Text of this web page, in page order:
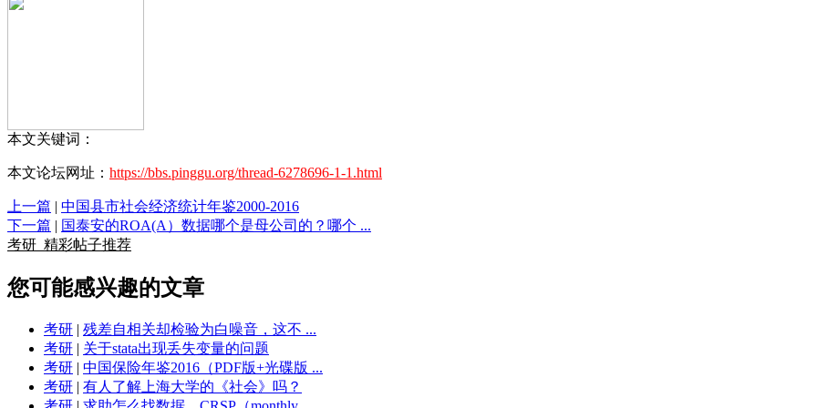
本文关键词：
本文论坛网址： https://bbs.pinggu.org/thread-6278696-1-1.html
上一篇 | 中国县市社会经济统计年鉴2000-2016
下一篇 | 国泰安的ROA(A）数据哪个是母公司的？哪个 ...
考研 精彩帖子推荐
您可能感兴趣的文章
考研 | 残差自相关却检验为白噪音，这不 ...
考研 | 关于stata出现丢失变量的问题
考研 | 中国保险年鉴2016（PDF版+光碟版 ...
考研 | 有人了解上海大学的《社会》吗？